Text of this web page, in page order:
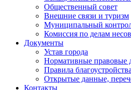
Общественный совет
Внешние связи и туризм
Муниципальный
Комиссия по делам
Документы
Устав города
Нормативные правовые
Правила благоустройства
Открытые данные,
Контакты